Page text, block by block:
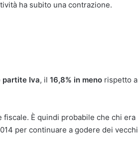
ha subito una contrazione.
partite Iva, il 16,8% in meno rispetto a
fiscale. È quindi probabile che chi era
per continuare a godere dei vecchi